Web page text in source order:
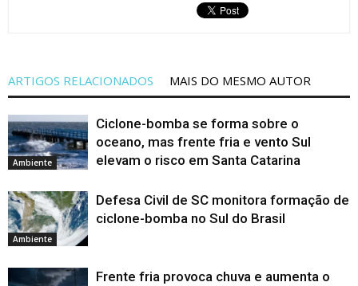
ARTIGOS RELACIONADOS MAIS DO MESMO AUTOR
Ambiente
Ciclone-bomba se forma sobre o
oceano, mas frente fria e vento Sul
elevam o risco em Santa Catarina
Ambiente
Defesa Civil de SC monitora formação de
ciclone-bomba no Sul do Brasil
Frente fria provoca chuva e aumenta o